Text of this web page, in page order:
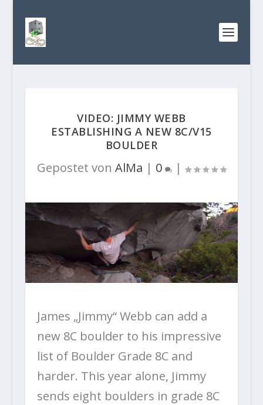
VIDEO: JIMMY WEBB
ESTABLISHING A NEW 8C/V15
BOULDER
Gepostet von AlMa | 0 |
James „Jimmy“ Webb can add a
new 8C boulder to his impressive
list of Boulder Grade 8C and
harder. This year alone, Jimmy
sends eight boulders in grade 8C